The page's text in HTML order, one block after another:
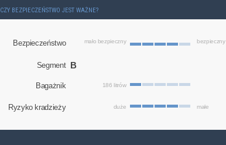
CZY BEZPIECZEŃSTWO JEST WAŻNE?
Bezpieczeństwo mało bezpieczny bezpieczny
Segment B
Bagażnik 186 litrów
Ryzyko kradzieży duże małe